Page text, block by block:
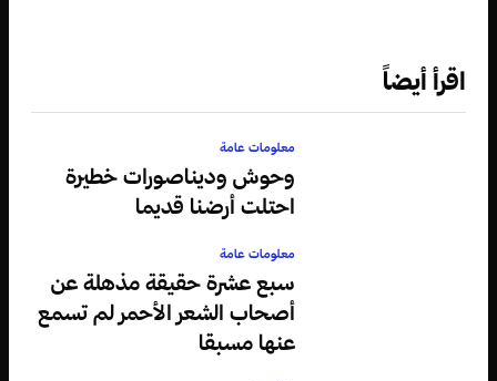
اقرأ أيضاً
معلومات عامة
وحوش وديناصورات خطيرة
احتلت أرضنا قديما
معلومات عامة
سبع عشرة حقيقة مذهلة عن
أصحاب الشعر الأحمر لم تسمع
عنها مسبقا